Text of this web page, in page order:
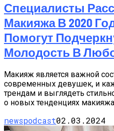
Специалисты
Макияжа В 2020
Помогут
Молодость В
Макияж является важной
современных девушек, и
трендам и выглядеть
о новых тенденциях макияжа
newspodcast02.03.2024